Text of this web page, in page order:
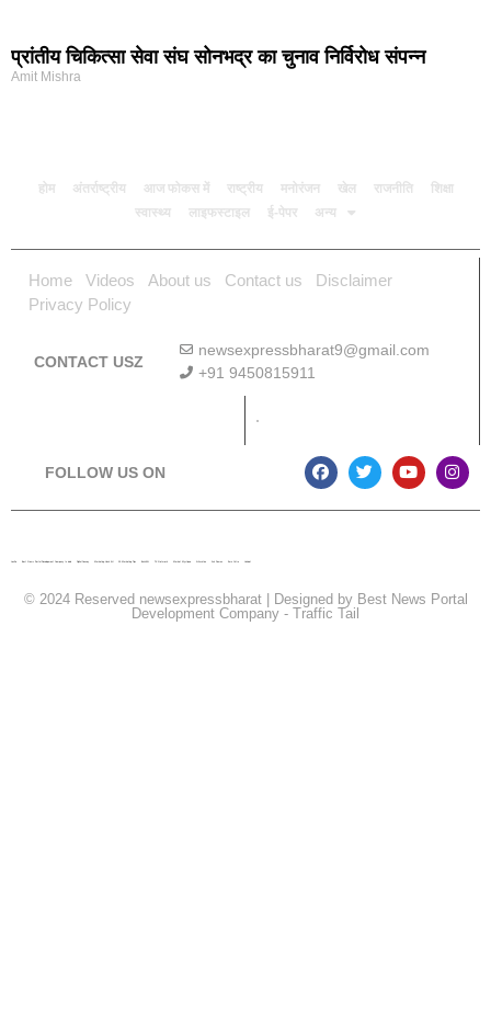
प्रांतीय चिकित्सा सेवा संघ सोनभद्र का चुनाव निर्विरोध संपन्न
Amit Mishra
होम अंतर्राष्ट्रीय आज फोकस में राष्ट्रीय मनोरंजन खेल राजनीति
शिक्षा
स्वास्थ्य
लाइफस्टाइल ई-पेपर अन्य
Home Videos About us Contact us
Disclaimer
Privacy Policy
CONTACT USZ
newsexpressbharat9@gmail.com
+91 9450815911
FOLLOW US ON
© 2024 Reserved newsexpressbharat | Designed by Best News Portal
Development Company - Traffic Tail